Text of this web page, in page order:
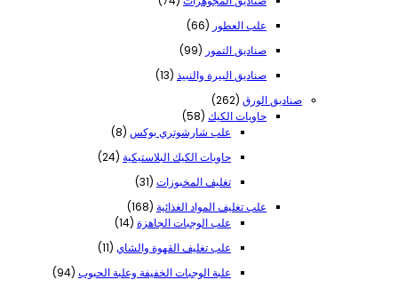
منتج
علب العطور 66
66
صناديق التمور 99
99
صناديق البيرة والنبيذ 13
13
صناديق الورق 262
262
منتجحاويات الكيك 58
58
منتجًا
علب شارشوتري بوكس 8
8
منتجات
حاويات الكيك البلاستيكية 24
24
تغليف المخبوزات 31
31
علب تغليف المواد الغذائية 168
168
منتج علب الوجبات الجاهزة 14
14
علب تغليف القهوة والشاي 11
11
علبة الوجبات الخفيفة وعلبة الحبوب 94
94